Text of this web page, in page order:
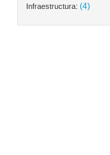
Infraestructura: (4)